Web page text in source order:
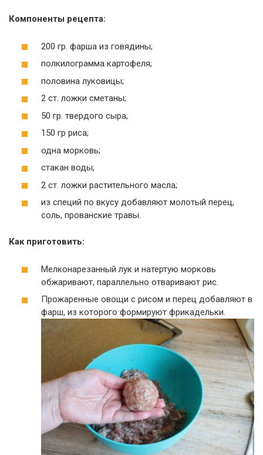
Компоненты рецепта:
200 гр. фарша из говядины;
полкилограмма картофеля;
половина луковицы;
2 ст. ложки сметаны;
50 гр. твердого сыра;
150 гр риса;
одна морковь;
стакан воды;
2 ст. ложки растительного масла;
из специй по вкусу добавляют молотый перец,
соль, прованские травы.
Как приготовить:
Мелконарезанный лук и натертую морковь
обжаривают, параллельно отваривают рис.
Прожаренные овощи с рисом и перец добавляют в
фарш, из которого формируют фрикадельки.